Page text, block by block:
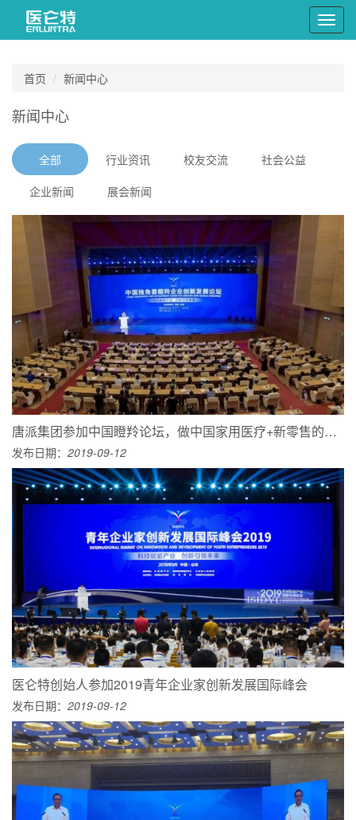
首页 新闻中心
新闻中心
全部 行业资讯 校友交流
社会公益
企业新闻
展会新闻
唐派集团参加中国瞪羚论坛，做中国家用医疗+新零售的隐形冠军
发布日期： 2019-09-12
医仑特创始人参加2019青年企业家创新发展国际峰会
发布日期： 2019-09-12